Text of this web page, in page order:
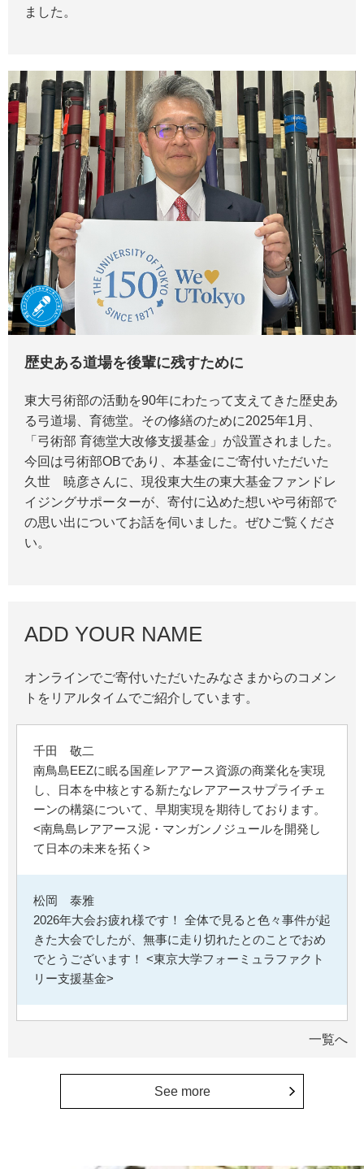
ました。
歴史ある道場を後輩に残すために
東大弓術部の活動を90年にわたって支えてきた歴史あ
る弓道場、育徳堂。その修繕のために2025年1月、
「弓術部 育徳堂大改修支援基金」が設置されました。
今回は弓術部OBであり、本基金にご寄付いただいた
久世 暁彦さんに、現役東大生の東大基金ファンドレ
イジングサポーターが、寄付に込めた想いや弓術部で
の思い出についてお話を伺いました。ぜひご覧くださ
い。
ADD YOUR NAME
オンラインでご寄付いただいたみなさまからのコメン
トをリアルタイムでご紹介しています。
千田 敬二
南鳥島EEZに眠る国産レアアース資源の商業化を実現
し、日本を中核とする新たなレアアースサプライチェ
ーンの構築について、早期実現を期待しております。
<南鳥島レアアース泥・マンガンノジュールを開発し
て日本の未来を拓く>
松岡 泰雅
2026年大会お疲れ様です！ 全体で見ると色々事件が起
きた大会でしたが、無事に走り切れたとのことでおめ
でとうございます！ <東京大学フォーミュラファクト
リー支援基金>
まる中、専門的知見を分かりやすく伝え国民の理解向
上に貢献することこそ東大経済の社会的責務だと感
一覧へ
See more